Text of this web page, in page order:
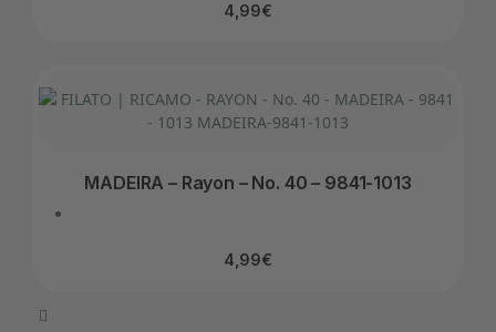
4,99€
MADEIRA – Rayon – No. 40 – 9841-1013
4,99€